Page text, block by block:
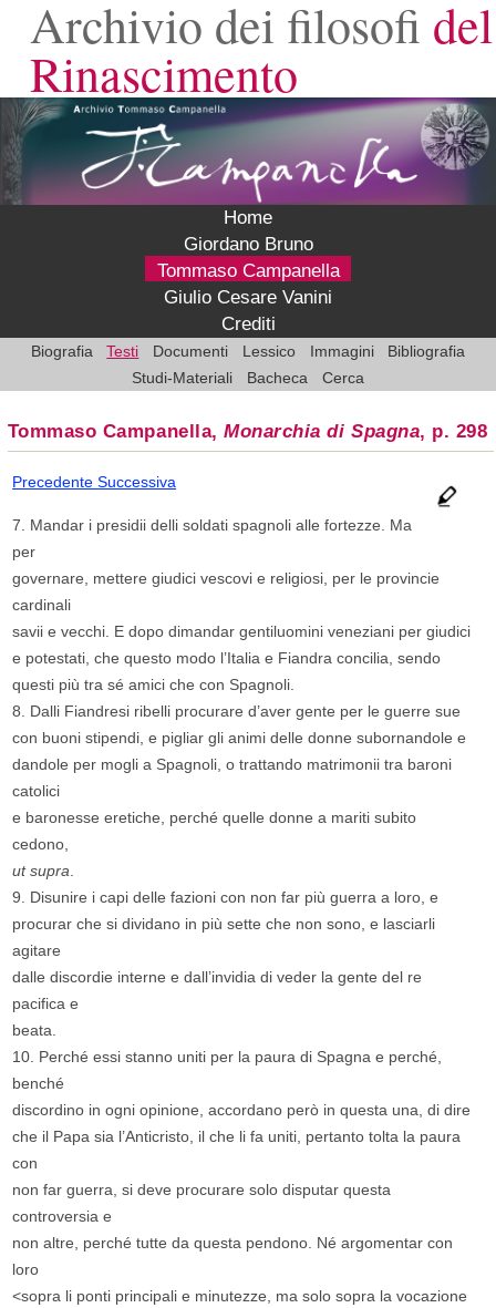
Archivio dei filosofi del
Rinascimento
Home
Giordano Bruno
Tommaso Campanella
Giulio Cesare Vanini
Crediti
Biografia Testi Documenti Lessico Immagini
Bibliografia
Studi-Materiali
Bacheca Cerca
Tommaso Campanella,Monarchia di Spagna, p. 298
PrecedenteSuccessiva
7. Mandar i presidii delli soldati spagnoli alle fortezze. Ma
per
governare, mettere giudici vescovi e religiosi, per le provincie
cardinali
savii e vecchi. E dopo dimandar gentiluomini veneziani per giudici
e potestati, che questo modo l’Italia e Fiandra concilia, sendo
questi più tra sé amici che con Spagnoli.
8. Dalli Fiandresi ribelli procurare d’aver gente per le guerre sue
con buoni stipendi, e pigliar gli animi delle donne subornandole e
dandole per mogli a Spagnoli, o trattando matrimonii tra baroni
catolici
e baronesse eretiche, perché quelle donne a mariti subito
cedono,
ut supra.
9. Disunire i capi delle fazioni con non far più guerra a loro, e
procurar che si dividano in più sette che non sono, e lasciarli
agitare
dalle discordie interne e dall’invidia di veder la gente del re
pacifica e
beata.
10. Perché essi stanno uniti per la paura di Spagna e perché,
benché
discordino in ogni opinione, accordano però in questa una, di dire
che il Papa sia l’Anticristo, il che li fa uniti, pertanto tolta la paura
con
non far guerra, si deve procurare solo disputar questa
controversia e
non altre, perché tutte da questa pendono. Né argomentar con
loro
<sopra li ponti principali e minutezze, ma solo sopra la vocazione